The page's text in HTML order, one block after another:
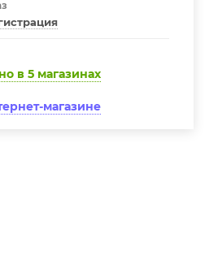
в 5 магазинах
магазине